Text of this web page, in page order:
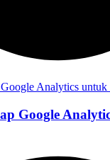
Google